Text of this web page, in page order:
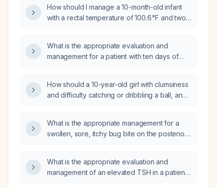
How should I manage a 10-month-old infant
with a rectal temperature of 100.6 °F and two
What is the appropriate evaluation and
management for a patient with ten days of
How should a 10-year-old girl with clumsiness
and difficulty catching or dribbling a ball, and
What is the appropriate management for a
swollen, sore, itchy bug bite on the posterior
What is the appropriate evaluation and
management of an elevated TSH in a patient